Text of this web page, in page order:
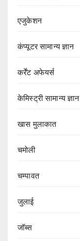
एजुकेशन
कंप्यूटर सामान्य ज्ञान
कर्रेंट अफेयर्स
केमिस्ट्री सामान्य ज्ञान
खास मुलाकात
चमोली
चम्पावत
जुलाई
जॉब्स